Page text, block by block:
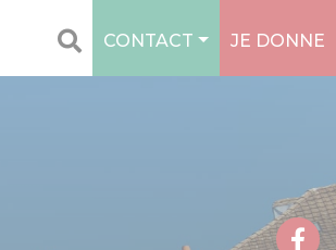
CONTACT JE DONNE